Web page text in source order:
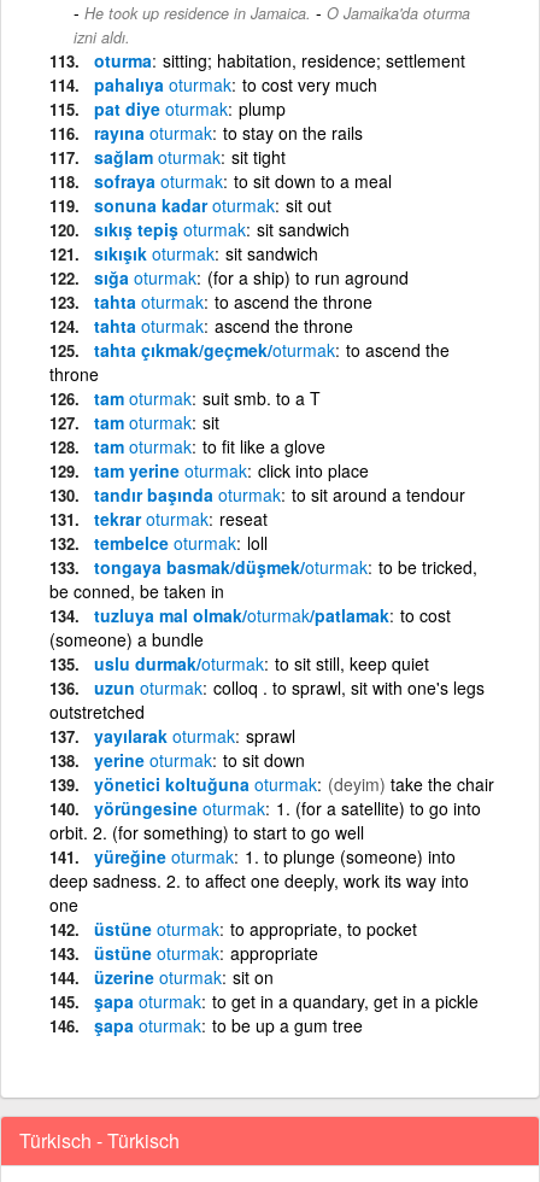
He took up residence in Jamaica. - O Jamaika'da oturma
izni aldı.
oturma sitting; habitation, residence; settlement
pahalıya oturmak to cost very much
pat diye oturmak plump
rayına oturmak to stay on the rails
sağlam oturmak sit tight
sofraya oturmak to sit down to a meal
sonuna kadaroturmak sit out
sıkış tepiş oturmak sit sandwich
sıkışık oturmak sit sandwich
sığa oturmak (for a ship) to run aground
tahta oturmak to ascend the throne
tahta oturmak ascend the throne
tahta çıkmak/geçmek/oturmak to ascend the
throne
tam oturmak suit smb. to a T
tam oturmak sit
tam oturmak to fit like a glove
tam yerine oturmak click into place
tandır başında oturmak to sit around a tendour
tekraroturmak reseat
tembelce oturmak loll
tongaya basmak/düşmek/oturmak to be tricked,
be conned, be taken in
tuzluya mal olmak/oturmak/patlamak to cost
(someone) a bundle
uslu durmak/oturmak to sit still, keep quiet
uzun oturmak colloq . to sprawl, sit with one's legs
outstretched
yayılarak oturmak sprawl
yerine oturmak to sit down
yönetici koltuğuna oturmak (deyim) take the chair
yörüngesine oturmak 1. (for a satellite) to go into
orbit. 2. (for something) to start to go well
yüreğine oturmak 1. to plunge (someone) into
deep sadness. 2. to affect one deeply, work its way into
one
üstüne oturmak to appropriate, to pocket
üstüne oturmak appropriate
üzerine oturmak sit on
şapa oturmak to get in a quandary, get in a pickle
şapa oturmak to be up a gum tree
Türkisch - Türkisch